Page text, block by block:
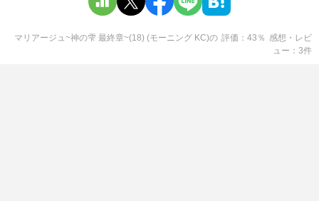
マリアージュ~神の雫 最終章~(18) (モーニング KC)の 評価 43 ％ 感想・レビ
ュー
3件